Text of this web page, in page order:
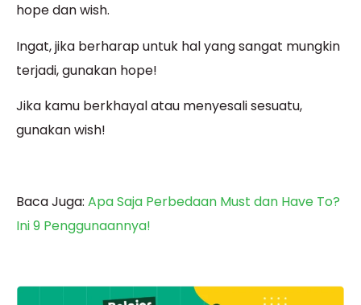
hope dan wish.
Ingat, jika berharap untuk hal yang sangat mungkin
terjadi, gunakan hope!
Jika kamu berkhayal atau menyesali sesuatu,
gunakan wish!
Baca Juga: Apa Saja Perbedaan Must dan Have To?
Ini 9 Penggunaannya!